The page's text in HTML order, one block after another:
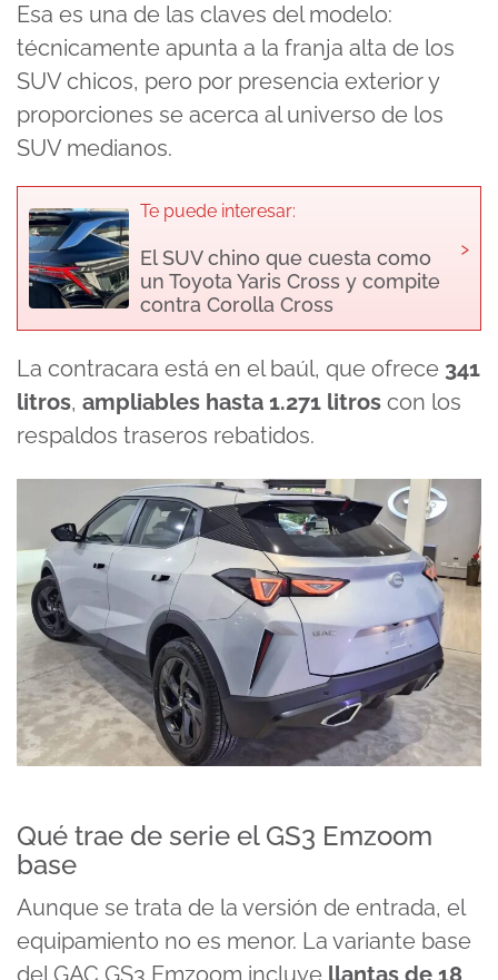
Esa es una de las claves del modelo:
técnicamente apunta a la franja alta de los
SUV chicos, pero por presencia exterior y
proporciones se acerca al universo de los
SUV medianos.
Te puede interesar:
El SUV chino que cuesta como
un Toyota Yaris Cross y compite
contra Corolla Cross
›
La contracara está en el baúl, que ofrece 341
litros, ampliables hasta 1.271 litros con los
respaldos traseros rebatidos.
Qué trae de serie el GS3 Emzoom
base
Aunque se trata de la versión de entrada, el
equipamiento no es menor. La variante base
del GAC GS3 Emzoom incluye llantas de 18